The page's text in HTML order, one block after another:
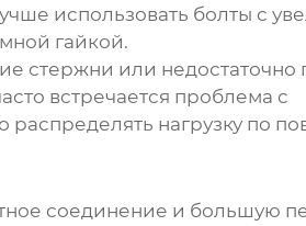
использовать болты с
гайкой.
стержни или недостаточно
встречается проблема с
нагрузку по
соединение и большую